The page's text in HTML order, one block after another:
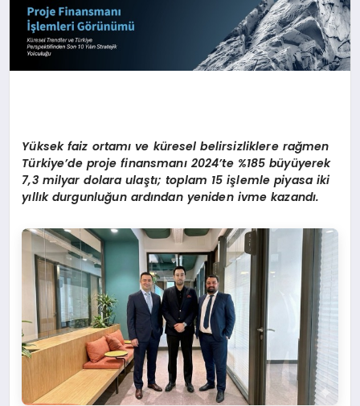
Yüksek faiz ortamı ve küresel belirsizliklere rağmen
Türkiye’de proje finansmanı 2024’te %185 büyüyerek
7,3 milyar dolara ulaştı; toplam 15 işlemle piyasa iki
yıllık durgunluğun ardından yeniden ivme kazandı.